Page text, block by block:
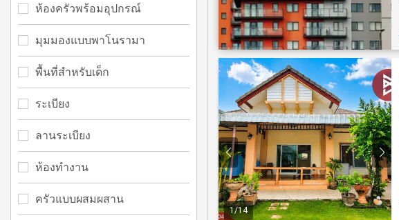
1/14
ห้องครัวพร้อมอุปกรณ์
มุมมองแบบพาโนรามา
พื้นที่สำหรับเด็ก
ระเบียง
ลานระเบียง
ห้องทำงาน
ครัวแบบผสมผสาน